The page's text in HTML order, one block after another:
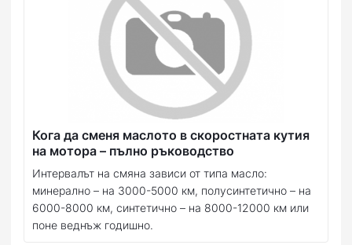
Кога да сменя маслото в скоростната кутия
на мотора – пълно ръководство
Интервалът на смяна зависи от типа масло:
минерално – на 3000-5000 км, полусинтетично – на
6000-8000 км, синтетично – на 8000-12000 км или
поне веднъж годишно.